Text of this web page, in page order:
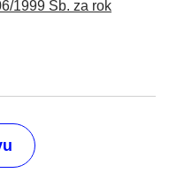
1999 Sb. za rok